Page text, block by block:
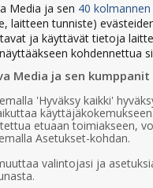
Media ja sen 40
laitteen tunniste)
ja käyttävät tietoja
kohdennettua
Media ja sen
'Hyväksy kaikki'
etuaan toimiakseen,
Asetukset-kohdan.
valintojasi ja